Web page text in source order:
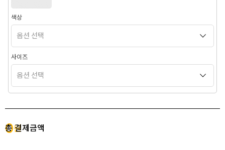
색상
사이즈
총 결제금액
0원